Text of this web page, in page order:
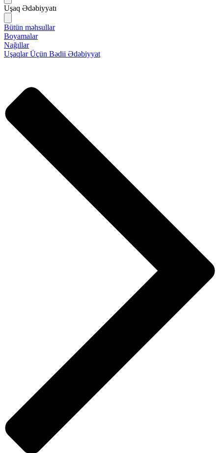
Uşaq Ədəbiyyatı
Bütün məhsullar
Boyamalar
Nağıllar
Uşaqlar Üçün Bədii Ədəbiyyat